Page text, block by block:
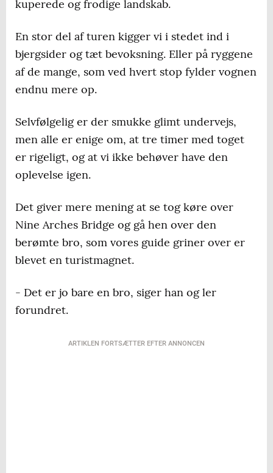
kuperede og frodige landskab.
En stor del af turen kigger vi i stedet ind i
bjergsider og tæt bevoksning. Eller på ryggene
af de mange, som ved hvert stop fylder vognen
endnu mere op.
Selvfølgelig er der smukke glimt undervejs,
men alle er enige om, at tre timer med toget
er rigeligt, og at vi ikke behøver have den
oplevelse igen.
Det giver mere mening at se tog køre over
Nine Arches Bridge og gå hen over den
berømte bro, som vores guide griner over er
blevet en turistmagnet.
- Det er jo bare en bro, siger han og ler
forundret.
ARTIKLEN FORTSÆTTER EFTER ANNONCEN